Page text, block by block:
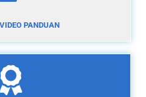
PANDUAN